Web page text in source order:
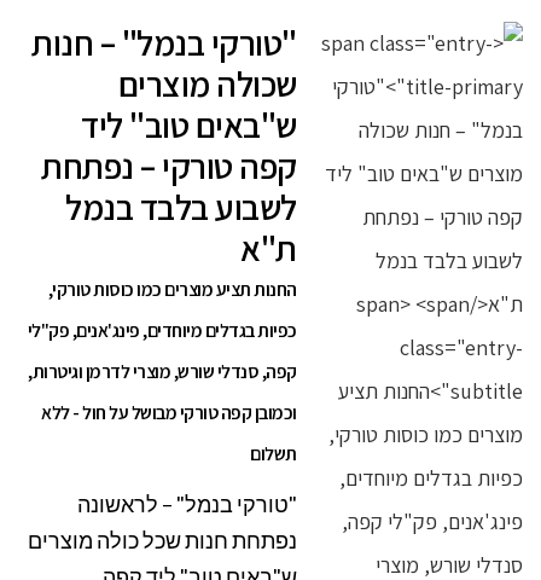
"טורקי בנמל" – חנות
שכולה מוצרים
ש"באים טוב" ליד
קפה טורקי – נפתחת
לשבוע בלבד בנמל
ת"א
החנות תציע מוצרים כמו כוסות טורקי,
כפיות בגדלים מיוחדים, פינג'אנים, פק"לי
קפה, סנדלי שורש, מוצרי לדרמן וגיטרות,
וכמובן קפה טורקי מבושל על חול - ללא
תשלום
"טורקי בנמל" – לראשונה
נפתחת חנות שכל כולה מוצרים